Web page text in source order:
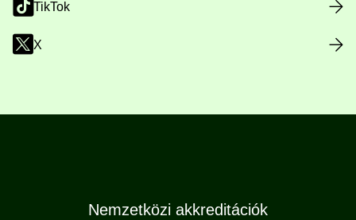
TikTok
X
Nemzetközi akkreditációk